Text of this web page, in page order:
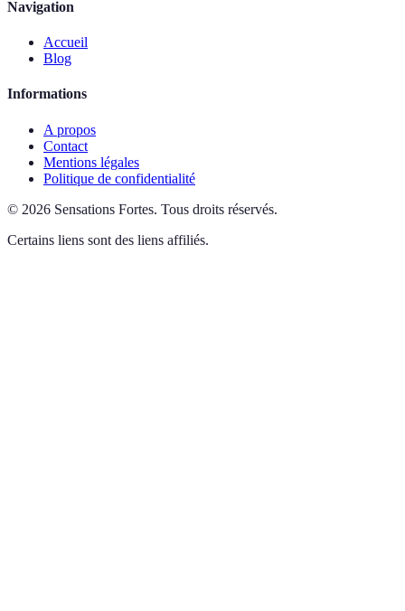
Navigation
Accueil
Blog
Informations
A propos
Contact
Mentions légales
Politique de confidentialité
© 2026 Sensations Fortes. Tous droits réservés.
Certains liens sont des liens affiliés.